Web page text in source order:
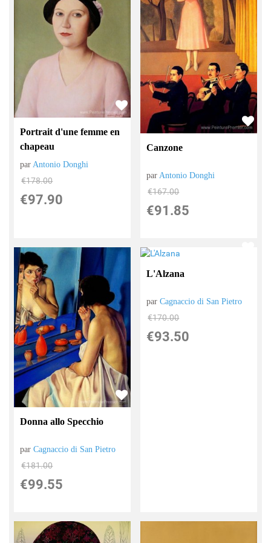
Portrait d'une femme en
chapeau
par Antonio Donghi
€178.00
€97.90
Canzone
parAntonio Donghi
€167.00
€91.85
Donna allo Specchio
parCagnaccio di San Pietro
€181.00
€99.55
L'Alzana
parCagnaccio di San Pietro
€170.00
€93.50